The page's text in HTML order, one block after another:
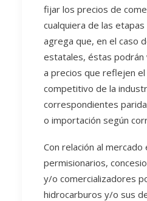
fijar los precios de
cualquiera de las
agrega que, en el caso
estatales, éstas podrán
a precios que reflejen
competitivo de la
correspondientes
o importación según
Con relación al
permisionarios,
y/o comercializadores
hidrocarburos y/o sus